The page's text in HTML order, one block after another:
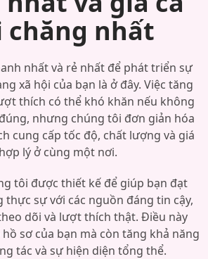
chăng nhất
nhất và rẻ nhất để phát triển sự
xã hội của bạn là ở đây. Việc tăng
thích có thể khó khăn nếu không
nhưng chúng tôi đơn giản hóa
cung cấp tốc độ, chất lượng và giá
lý ở cùng một nơi.
tôi được thiết kế để giúp bạn đạt
sự với các nguồn đáng tin cậy,
dõi và lượt thích thật. Điều này
sơ của bạn mà còn tăng khả năng
tác và sự hiện diện tổng thể.